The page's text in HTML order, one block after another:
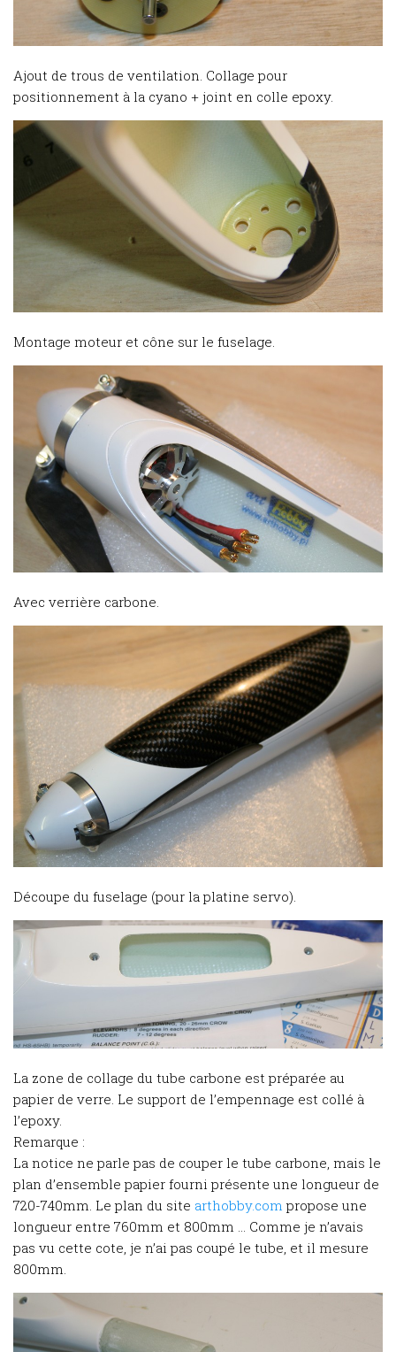
Ajout de trous de ventilation. Collage pour
positionnement à la cyano + joint en colle epoxy.
Montage moteur et cône sur le fuselage.
Avec verrière carbone.
Découpe du fuselage (pour la platine servo).
La zone de collage du tube carbone est préparée au
papier de verre. Le support de l’empennage est collé à
l’epoxy.
Remarque :
La notice ne parle pas de couper le tube carbone, mais le
plan d’ensemble papier fourni présente une longueur de
720-740mm. Le plan du site arthobby.com propose une
longueur entre 760mm et 800mm … Comme je n’avais
pas vu cette cote, je n’ai pas coupé le tube, et il mesure
800mm.